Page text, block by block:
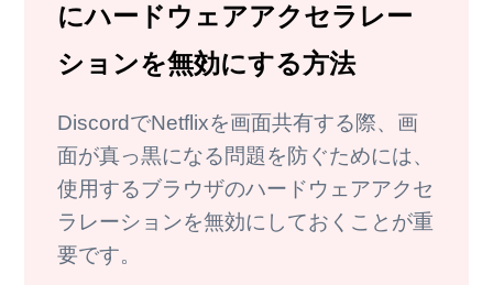
にハードウェアアクセラレー
ションを無効にする方法
DiscordでNetflixを画面共有する際、画
面が真っ黒になる問題を防ぐためには、
使用するブラウザのハードウェアアクセ
ラレーションを無効にしておくことが重
要です。